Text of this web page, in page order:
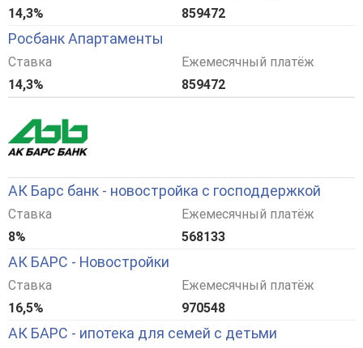
14,3%
859472
Росбанк Апартаменты
Ставка
14,3%
Ежемесячный платёж
859472
АК Барс банк - новостройка с господдержкой
Ставка
8%
Ежемесячный платёж
568133
АК БАРС - Новостройки
Ставка
16,5%
Ежемесячный платёж
970548
АК БАРС - ипотека для семей с детьми